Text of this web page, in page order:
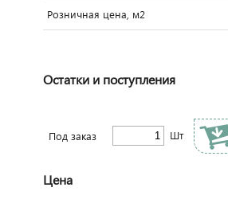
Розничная цена, м2
Остатки и поступления
Под заказ Шт
Цена